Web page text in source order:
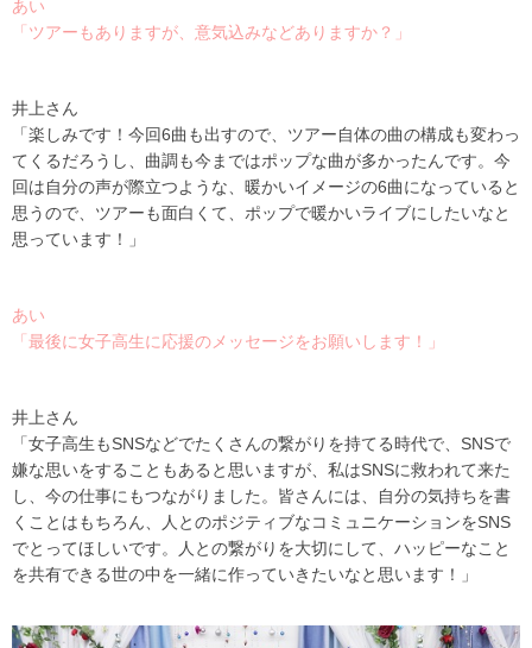
あい
「ツアーもありますが、意気込みなどありますか？」
井上さん
「楽しみです！今回6曲も出すので、ツアー自体の曲の構成も変わっ
てくるだろうし、曲調も今まではポップな曲が多かったんです。今
回は自分の声が際立つような、暖かいイメージの6曲になっていると
思うので、ツアーも面白くて、ポップで暖かいライブにしたいなと
思っています！」
あい
「最後に女子高生に応援のメッセージをお願いします！」
井上さん
「女子高生もSNSなどでたくさんの繋がりを持てる時代で、 SNSで
嫌な思いをすることもあると思いますが、私はSNSに救われて来た
し、今の仕事にもつながりました。皆さんには、自分の気持ちを書
くことはもちろん、人とのポジティブなコミュニケーションをSNS
でとってほしいです。人との繋がりを大切にして、ハッピーなこと
を共有できる世の中を一緒に作っていきたいなと思います！」